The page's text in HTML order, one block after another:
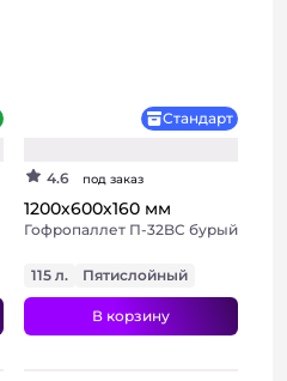
Стандарт
4.6 под заказ
1200х600х160 мм
Гофропаллет П-32BC бурый
115 л. Пятислойный
В корзину